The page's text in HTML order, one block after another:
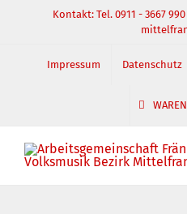
springen
Kontakt: Tel. 0911 - 3667 990
Impressum Datenschutz